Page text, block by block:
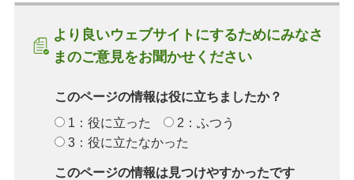
より良いウェブサイトにするためにみなさ
まのご意見をお聞かせください
このページの情報は役に立ちましたか？
1：役に立った
2：ふつう
3：役に立たなかった
このページの情報は見つけやすかったです